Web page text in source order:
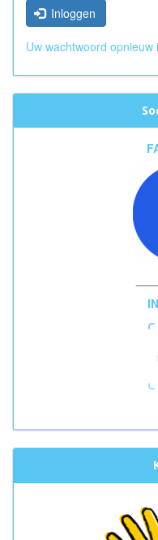
Inloggen
Uw wachtwoord opnieuw